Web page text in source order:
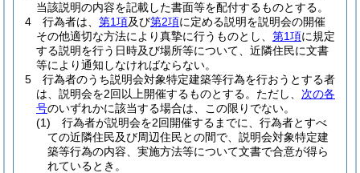
当該説明の内容を記載した書面等を配付するものとする。
4
行為者は、 第1項及び第2項に定める説明を説明会の開催
その他適切な方法により真摯に行うものとし、 第1項に規定
する説明を行う日時及び場所等について、近隣住民に文書
等により通知しなければならない。
5
行為者のうち説明会対象特定建築等行為を行おうとする者
は、説明会を2回以上開催するものとする。 ただし、 次の各
号のいずれかに該当する場合は、この限りでない。
(1)
行為者が説明会を2回開催するまでに、行為者とすべ
ての近隣住民及び周辺住民との間で、説明会対象特定建
築等行為の内容、実施方法等について文書で合意が得ら
れているとき。